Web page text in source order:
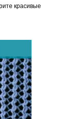
красивые